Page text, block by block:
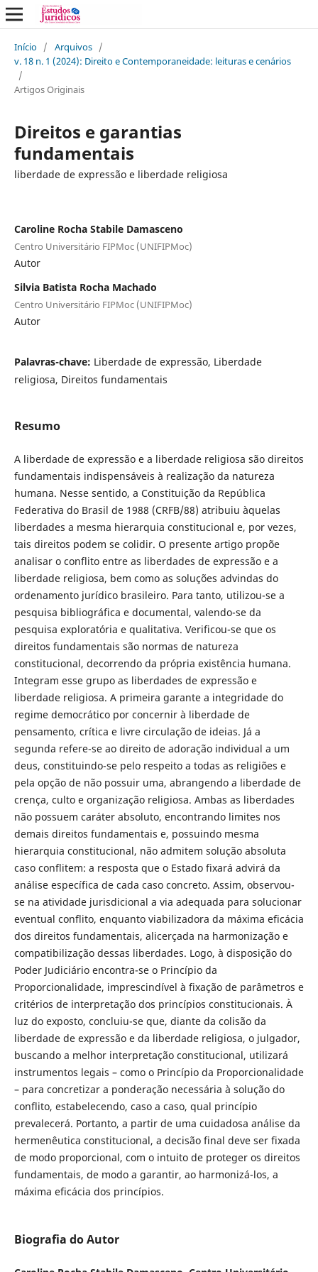
Início / Arquivos /
v. 18 n. 1 (2024): Direito e Contemporaneidade: leituras e cenários
/
Artigos Originais
Direitos e garantias
fundamentais
liberdade de expressão e liberdade religiosa
Caroline Rocha Stabile Damasceno
Centro Universitário FIPMoc (UNIFIPMoc)
Autor
Silvia Batista Rocha Machado
Centro Universitário FIPMoc (UNIFIPMoc)
Autor
Palavras-chave: Liberdade de expressão, Liberdade
religiosa, Direitos fundamentais
Resumo
A liberdade de expressão e a liberdade religiosa são direitos
fundamentais indispensáveis à realização da natureza
humana. Nesse sentido, a Constituição da República
Federativa do Brasil de 1988 (CRFB/88) atribuiu àquelas
liberdades a mesma hierarquia constitucional e, por vezes,
tais direitos podem se colidir. O presente artigo propõe
analisar o conflito entre as liberdades de expressão e a
liberdade religiosa, bem como as soluções advindas do
ordenamento jurídico brasileiro. Para tanto, utilizou-se a
pesquisa bibliográfica e documental, valendo-se da
pesquisa exploratória e qualitativa. Verificou-se que os
direitos fundamentais são normas de natureza
constitucional, decorrendo da própria existência humana.
Integram esse grupo as liberdades de expressão e
liberdade religiosa. A primeira garante a integridade do
regime democrático por concernir à liberdade de
pensamento, crítica e livre circulação de ideias. Já a
segunda refere-se ao direito de adoração individual a um
deus, constituindo-se pelo respeito a todas as religiões e
pela opção de não possuir uma, abrangendo a liberdade de
crença, culto e organização religiosa. Ambas as liberdades
não possuem caráter absoluto, encontrando limites nos
demais direitos fundamentais e, possuindo mesma
hierarquia constitucional, não admitem solução absoluta
caso conflitem: a resposta que o Estado fixará advirá da
análise específica de cada caso concreto. Assim, observou-
se na atividade jurisdicional a via adequada para solucionar
eventual conflito, enquanto viabilizadora da máxima eficácia
dos direitos fundamentais, alicerçada na harmonização e
compatibilização dessas liberdades. Logo, à disposição do
Poder Judiciário encontra-se o Princípio da
Proporcionalidade, imprescindível à fixação de parâmetros e
critérios de interpretação dos princípios constitucionais. À
luz do exposto, concluiu-se que, diante da colisão da
liberdade de expressão e da liberdade religiosa, o julgador,
buscando a melhor interpretação constitucional, utilizará
instrumentos legais – como o Princípio da Proporcionalidade
– para concretizar a ponderação necessária à solução do
conflito, estabelecendo, caso a caso, qual princípio
prevalecerá. Portanto, a partir de uma cuidadosa análise da
hermenêutica constitucional, a decisão final deve ser fixada
de modo proporcional, com o intuito de proteger os direitos
fundamentais, de modo a garantir, ao harmonizá-los, a
máxima eficácia dos princípios.
Biografia do Autor